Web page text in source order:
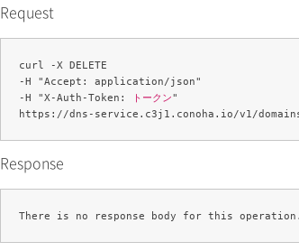
Request
curl -X DELETE
-H "Accept: application/json"
-H "X-Auth-Token:
トークン"
https://dns-service.c3j1.conoha.io/v1/
Response